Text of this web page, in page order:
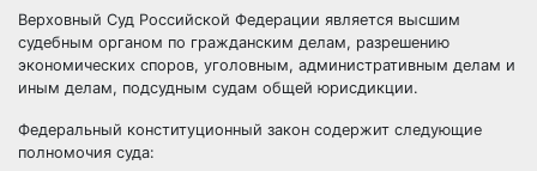
Верховный Суд Российской Федерации является высшим
судебным органом по гражданским делам, разрешению
экономических споров, уголовным, административным делам и
иным делам, подсудным судам общей юрисдикции.
Федеральный конституционный закон содержит следующие
полномочия суда: